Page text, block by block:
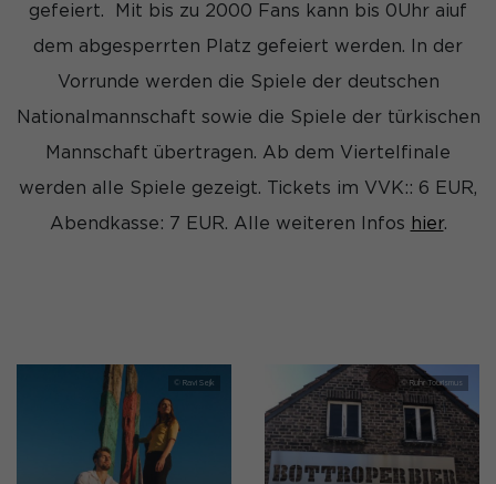
gefeiert. Mit bis zu 2000 Fans kann bis 0Uhr aiuf
dem abgesperrten Platz gefeiert werden. In der
Vorrunde werden die Spiele der deutschen
Nationalmannschaft sowie die Spiele der türkischen
Mannschaft übertragen. Ab dem Viertelfinale
werden alle Spiele gezeigt. Tickets im VVK:: 6 EUR,
Abendkasse: 7 EUR. Alle weiteren Infos hier.